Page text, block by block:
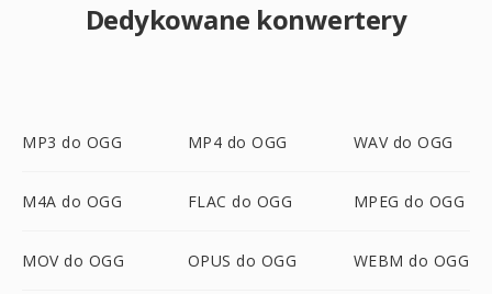
Dedykowane konwertery
MP3 do OGG MP4 do OGG WAV do OGG
M4A do OGG FLAC do OGG MPEG do OGG
MOV do OGG OPUS do OGG WEBM do OGG